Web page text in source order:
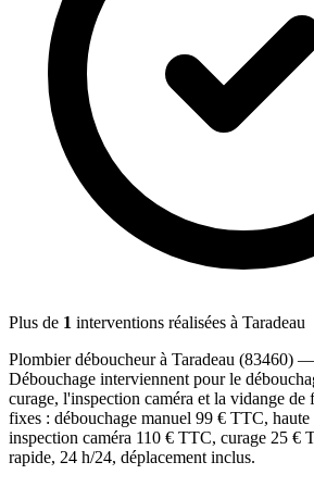
Plus de 1 interventions réalisées à Taradeau
Plombier déboucheur à Taradeau (83460) —
Débouchage interviennent pour le
curage, l'inspection caméra et la vidange de
fixes : débouchage manuel 99 € TTC,
inspection caméra 110 € TTC, curage 25 €
rapide, 24 h/24, déplacement inclus.